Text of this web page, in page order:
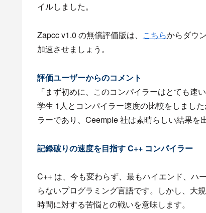
イルしました。
Zapcc v1.0 の無償評価版は、 こちらからダウ
加速させましょう。
評価ユーザーからのコメント
「まず初めに、このコンパイラーはとても
学生 1人とコンパイラー速度の比較をしまし
ラーであり、Ceemple 社は素晴らしい結果を
記録破りの速度を目指す C++ コンパイラー
C++ は、今も変わらず、最もハイエンド、ハ
らないプログラミング言語です。しかし、大
時間に対する苦悩との戦いを意味します。